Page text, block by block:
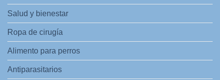
Salud y bienestar
Ropa de cirugía
Alimento para perros
Antiparasitarios